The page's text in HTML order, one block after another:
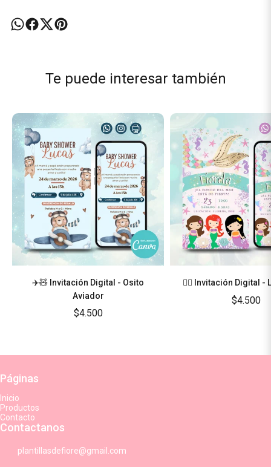
Te puede interesar también
✈️🧸 Invitación Digital - Osito
Aviador
$4.500
🧜‍♀️ Invitación Digital -
$4.500
Páginas
Inicio
Productos
Contacto
Contactanos
plantillasdefiore@gmail.com